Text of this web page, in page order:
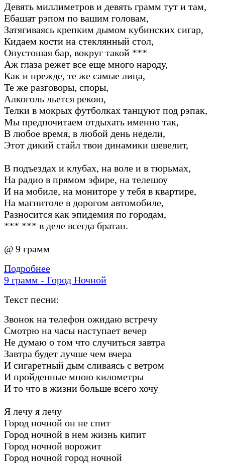
Девять миллиметров и девять грамм тут и там,
Ебашат рэпом по вашим головам,
Затягиваясь крепким дымом кубинских сигар,
Кидаем кости на стеклянный стол,
Опустошая бар, вокруг такой ***
Аж глаза режет все еще много народу,
Как и прежде, те же самые лица,
Те же разговоры, споры,
Алкоголь льется рекою,
Телки в мокрых футболках танцуют под рэпак,
Мы предпочитаем отдыхать именно так,
В любое время, в любой день недели,
Этот дикий стайл твои динамики шевелит,
В подъездах и клубах, на воле и в тюрьмах,
На радио в прямом эфире, на телешоу
И на мобиле, на мониторе у тебя в квартире,
На магнитоле в дорогом автомобиле,
Разносится как эпидемия по городам,
*** *** в деле всегда братан.
@ 9 грамм
Подробнее
9 грамм - Город Ночной
Текст песни:
Звонок на телефон ожидаю встречу
Смотрю на часы наступает вечер
Не думаю о том что случиться завтра
Завтра будет лучше чем вчера
И сигаретный дым сливаясь с ветром
И пройденные мною километры
И то что в жизни больше всего хочу
Я лечу я лечу
Город ночной он не спит
Город ночной в нем жизнь кипит
Город ночной ворожит
Город ночной город ночной